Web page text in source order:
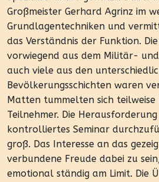
Großmeister Gerhard Agrinz im
Grundlagentechniken und
das Verständnis der Funktion.
vorwiegend aus dem Militär-
auch viele aus den
Bevölkerungsschichten waren
Matten tummelten sich teilweise
Teilnehmer. Die
kontrolliertes Seminar
groß. Das Interesse an das
verbundene Freude dabei zu
emotional ständig am Limit. Die